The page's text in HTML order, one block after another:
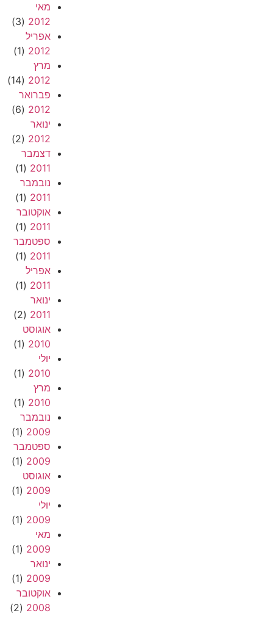
מאי
2012
(3)
אפריל
2012
(1)
מרץ
2012
(14)
פברואר
2012
(6)
ינואר
2012
(2)
דצמבר
2011
(1)
נובמבר
2011
(1)
אוקטובר
2011
(1)
ספטמבר
2011
(1)
אפריל
2011
(1)
ינואר
2011
(2)
אוגוסט
2010
(1)
יולי
2010
(1)
מרץ
2010
(1)
נובמבר
2009
(1)
ספטמבר
2009
(1)
אוגוסט
2009
(1)
יולי
2009
(1)
מאי
2009
(1)
ינואר
2009
(1)
אוקטובר
2008
(2)